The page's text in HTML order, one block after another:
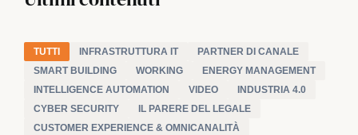
TUTTI INFRASTRUTTURA IT
PARTNER DI CANALE
SMART BUILDING
WORKING
ENERGY MANAGEMENT
INTELLIGENCE AUTOMATION
VIDEO
INDUSTRIA 4.0
CYBER SECURITY
IL PARERE DEL LEGALE
CUSTOMER EXPERIENCE & OMNICANALITÀ